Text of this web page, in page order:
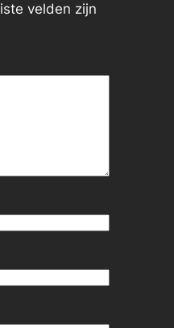
velden zijn